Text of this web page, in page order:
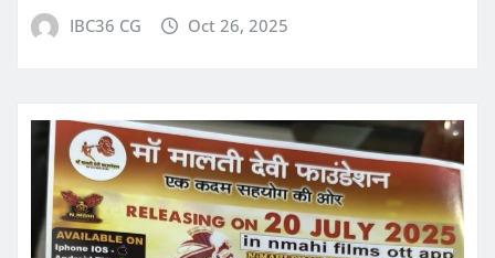
IBC36 CG Oct 26, 2025